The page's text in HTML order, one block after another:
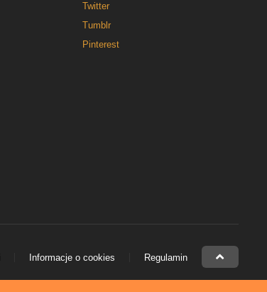
Twitter
Tumblr
Pinterest
Informacje o cookies Regulamin